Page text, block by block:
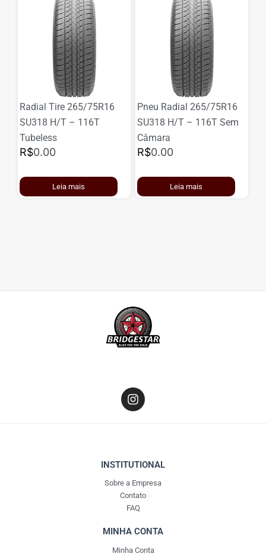
Radial Tire 265/75R16
SU318 H/T – 116T
Tubeless
R$0.00
Leia mais
Pneu Radial 265/75R16
SU318 H/T – 116T Sem
Câmara
R$0.00
Leia mais
I
n
r
m
INSTITUTIONAL
Sobre a Empresa
Contato
FAQ
MINHA CONTA
Minha Conta